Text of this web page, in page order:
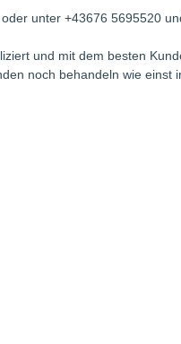
unter +43676 5695520
und mit dem besten
noch behandeln wie